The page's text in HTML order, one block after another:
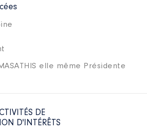
elle même Présidente
DE
D'INTÉRÊTS